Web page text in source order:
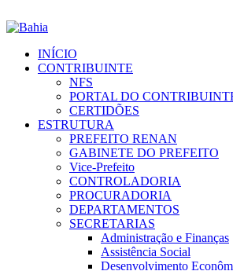
INÍCIO
CONTRIBUINTE
NFS
PORTAL DO
CERTIDÕES
ESTRUTURA
PREFEITO RENAN
GABINETE DO PREFEITO
Vice-Prefeito
CONTROLADORIA
PROCURADORIA
DEPARTAMENTOS
SECRETARIAS
Administração e Finanças
Assistência Social
Desenvolvimento